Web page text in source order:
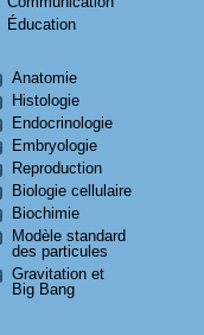
Éducation
Anatomie
Histologie
Endocrinologie
Embryologie
Reproduction
Biologie cellulaire
Biochimie
Modèle standard
des particules
Gravitation et
Big Bang